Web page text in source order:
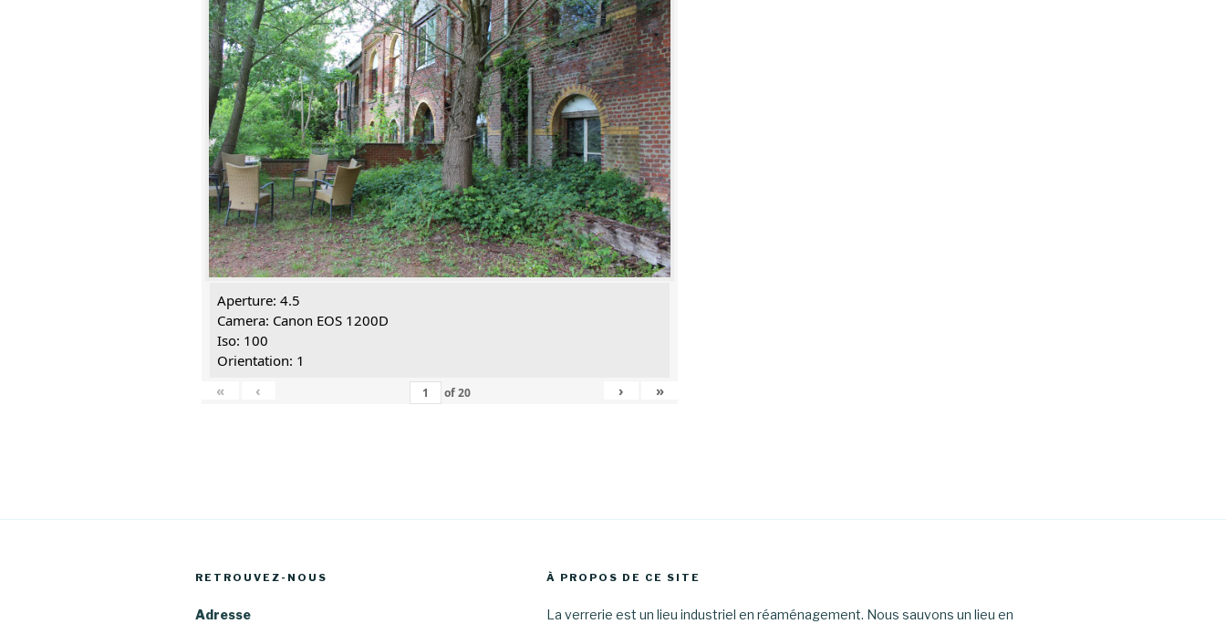
Aperture: 4.5
Camera: Canon EOS 1200D
Iso: 100
Orientation: 1
«
‹ of20 › »
RETROUVEZ-NOUS
Adresse
À PROPOS DE CE SITE
La verrerie est un lieu industriel en réaménagement. Nous sauvons un lieu en